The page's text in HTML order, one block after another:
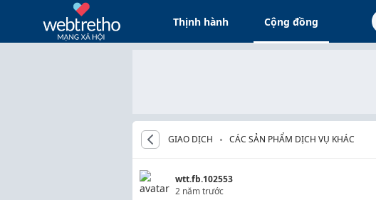
Thịnh hành Cộng đồng
GIAO DỊCH CÁC SẢN PHẨM DỊCH VỤ KHÁC
wtt.fb.102553
2 năm trước